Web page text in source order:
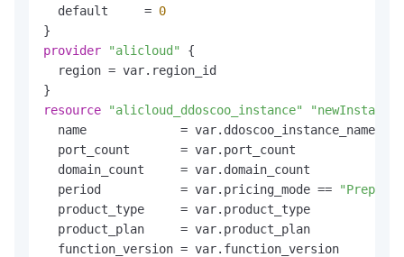
  default     =
0
provider
"alicloud"
{
  region = var.region_id
resource
"alicloud_ddoscoo_instance"
"newInstance"
  name             = var.ddoscoo_instance_name
  port_count       = var.port_count
  domain_count     = var.domain_count
  period           = var.pricing_mode ==
"Prepaid"
  product_type     = var.product_type
  product_plan     = var.product_plan
  function_version = var.function_version